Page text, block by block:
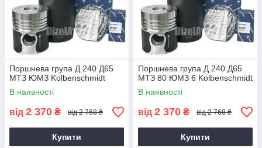
Поршнева група Д 240 Д65
МТЗ ЮМЗ Kolbenschmidt
В наявності
від 2 370 ₴ від 2 768 ₴
Купити
Поршнева група Д 240 Д65
МТЗ 80 ЮМЗ 6 Kolbenschmidt
В наявності
від 2 370 ₴ від 2 768 ₴
Купити